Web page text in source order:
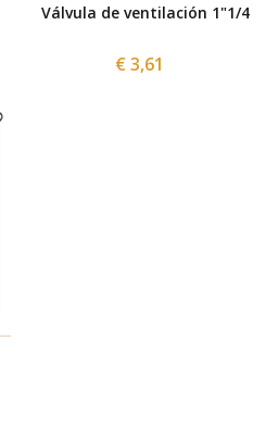
Válvula de ventilación 1"1/4
€ 3,61